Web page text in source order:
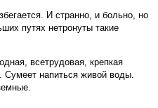
И странно, и больно, но
путях нетронуты такие
всетрудовая, крепкая
Сумеет напиться живой воды.